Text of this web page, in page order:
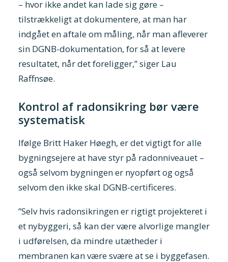
– hvor ikke andet kan lade sig gøre –
tilstrækkeligt at dokumentere, at man har
indgået en aftale om måling, når man afleverer
sin DGNB-dokumentation, for så at levere
resultatet, når det foreligger,” siger Lau
Raffnsøe.
Kontrol af radonsikring bør være
systematisk
Ifølge Britt Haker Høegh, er det vigtigt for alle
bygningsejere at have styr på radonniveauet –
også selvom bygningen er nyopført og også
selvom den ikke skal DGNB-certificeres.
”Selv hvis radonsikringen er rigtigt projekteret i
et nybyggeri, så kan der være alvorlige mangler
i udførelsen, da mindre utætheder i
membranen kan være svære at se i byggefasen.